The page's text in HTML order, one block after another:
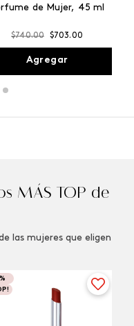
de Mujer, 45 ml
$740.00 $703.00
Agregar
MÁS TOP de
las mujeres que eligen